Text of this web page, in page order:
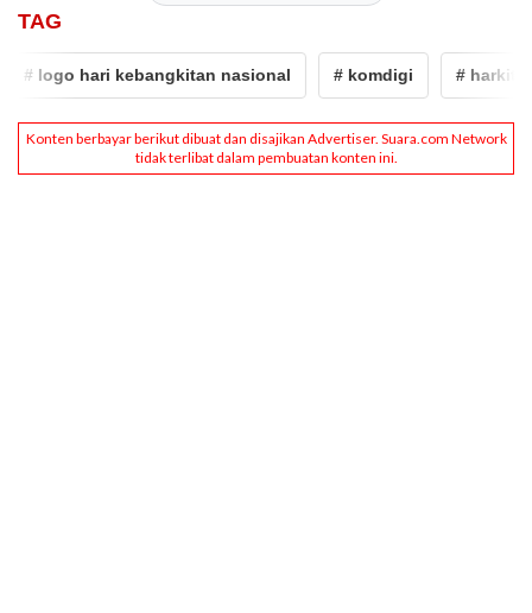
TAG
logo hari kebangkitan nasional # komdigi # harkitnas